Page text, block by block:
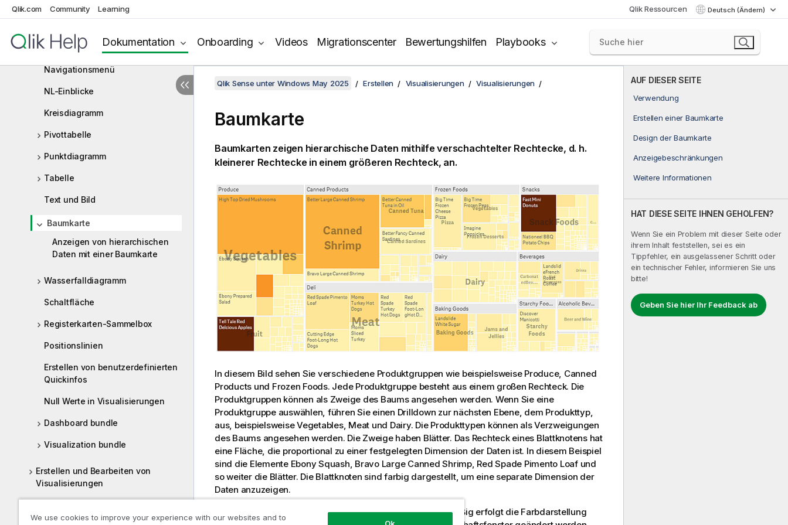
Qlik.com Community Learning Qlik Ressourcen Deutsch (Ändern)
Dokumentation Onboarding Videos Migrationscenter Bewertungshilfen Playbooks
Liniendiagramm
Mekko-Diagramm
Navigationsmenü
NL-Einblicke
Kreisdiagramm
Pivottabelle
Punktdiagramm
Tabelle
Text und Bild
Baumkarte
Anzeigen von hierarchischen
Daten mit einer Baumkarte
Wasserfalldiagramm
Schaltfläche
Registerkarten-Sammelbox
Positionslinien
Erstellen von benutzerdefinierten
Quickinfos
Null Werte in Visualisierungen
Dashboard bundle
Visualization bundle
Erstellen und Bearbeiten von
Visualisierungen
Visualisierungen
AUF DIESER SEITE
Verwendung
Erstellen einer Baumkarte
Design der Baumkarte
Anzeigebeschränkungen
Weitere Informationen
HAT DIESE SEITE IHNEN GEHOLFEN?
Wenn Sie ein Problem mit dieser Seite oder
ihrem Inhalt feststellen, sei es ein
Tippfehler, ein ausgelassener Schritt oder
ein technischer Fehler, informieren Sie uns
bitte!
Geben Sie hier Ihr Feedback ab
Qlik Sense unter Windows May 2025 Erstellen Visualisierungen Visualisierungen
Baumkarte
Baumkarten zeigen hierarchische Daten mithilfe verschachtelter Rechtecke, d. h.
kleinerer Rechtecke in einem größeren Rechteck, an.
In diesem Bild sehen Sie verschiedene Produktgruppen wie beispielsweise Produce, Canned
Products und Frozen Foods. Jede Produktgruppe besteht aus einem großen Rechteck. Die
Produktgruppen können als Zweige des Baums angesehen werden. Wenn Sie eine
Produktgruppe auswählen, führen Sie einen Drilldown zur nächsten Ebene, dem Produkttyp,
aus, beispielsweiseVegetables, Meat und Dairy. Die Produkttypen können als Verzweigungen
des Baums angesehen werden. Die Zweige haben Blätter. Das Rechteck eines Blattknotens hat
eine Fläche, die proportional zu einer festgelegten Dimension der Daten ist. In diesem Beispiel
sind die Elemente Ebony Squash, Bravo Large Canned Shrimp, Red Spade Pimento Loafund
so weiter die Blätter. Die Blattknoten sind farbig dargestellt, um eine separate Dimension der
Daten anzuzeigen.
Das Sortieren erfolgt automatisch nach Größe. Standardmäßig erfolgt die Farbdarstellung
We use cookies to improve your experience with our websites and to